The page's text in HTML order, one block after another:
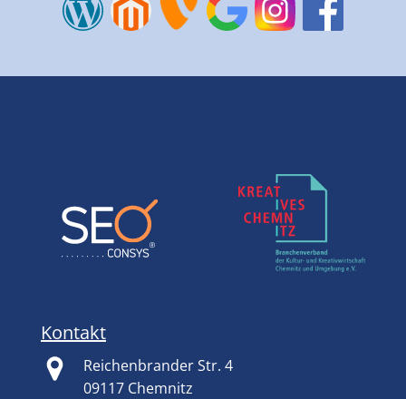
Kontakt
Reichenbrander Str. 4
09117 Chemnitz